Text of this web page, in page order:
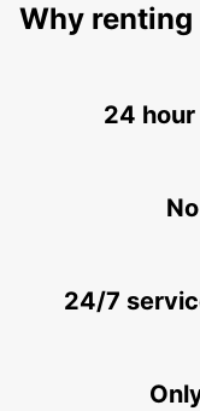
FARO
FARO AIRPORT
Why renting
24
24/7